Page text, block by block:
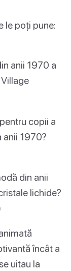
le poți pune:
anii 1970 a
copii a
anii 1970?
din anii
lichide?
încât a
uitau la